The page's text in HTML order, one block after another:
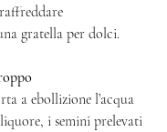
gratella per dolci.
a ebollizione l’acqua
i semini prelevati